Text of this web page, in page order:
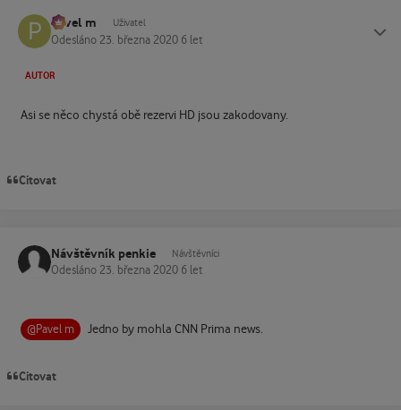
Pavel m Uživatel
Odesláno 23. března 2020 6 let
AUTOR
Asi se něco chystá obě rezervi HD jsou zakodovany.
Citovat
Návštěvník penkie Návštěvníci
Odesláno 23. března 2020 6 let
@Pavel m Jedno by mohla CNN Prima news.
Citovat